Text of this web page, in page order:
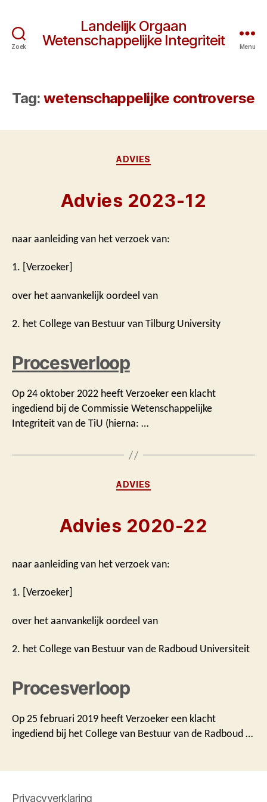
Zoek
Landelijk Orgaan
Wetenschappelijke Integriteit
Menu
Tag: wetenschappelijke controverse
Categorieën
ADVIES
Advies 2023-12
naar aanleiding van het verzoek van:
1. [Verzoeker]
over het aanvankelijk oordeel van
2. het College van Bestuur van Tilburg University
Procesverloop
Op 24 oktober 2022 heeft Verzoeker een klacht
ingediend bij de Commissie Wetenschappelijke
Integriteit van de TiU (hierna: …
Categorieën
ADVIES
Advies 2020-22
naar aanleiding van het verzoek van:
1. [Verzoeker]
over het aanvankelijk oordeel van
2. het College van Bestuur van de Radboud Universiteit
Procesverloop
Op 25 februari 2019 heeft Verzoeker een klacht
ingediend bij het College van Bestuur van de Radboud …
Privacyverklaring